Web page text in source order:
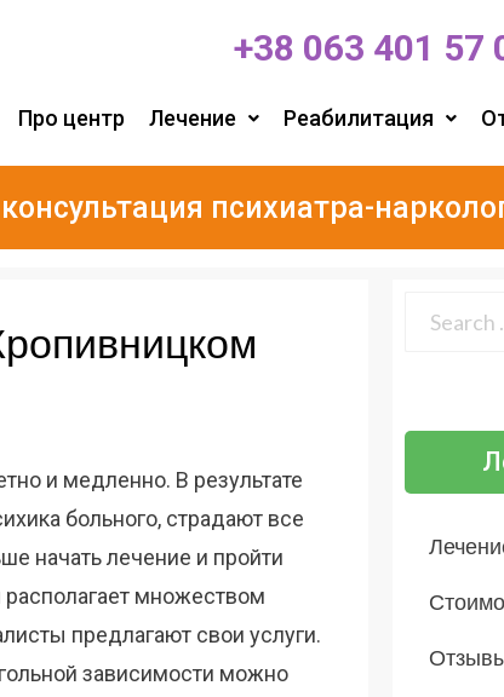
+38 063 401 57
Про центр Лечение Реабилитация
психиатра-
и медленно. В результате
больного, страдают все
начать лечение и пройти
располагает множеством
предлагают свои услуги.
зависимости можно